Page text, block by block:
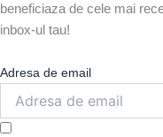
beneficiaza de cele mai
inbox-ul tau!
Adresa de email